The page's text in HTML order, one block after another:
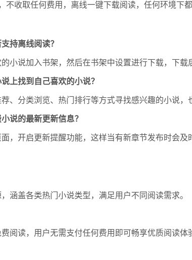
不收取任何费用，离线一键下载阅读，任何环境下
持离线阅读？
小说加入书架，然后在书架中设置进行下载，下载
上找到自己喜欢的小说？
、分类浏览、热门排行等方式寻找感兴趣的小说，
说的最新更新信息？
，开启更新提醒功能，这样当有新章节发布时会及
涵盖各类热门小说类型，满足用户不同阅读需求。
阅读，用户无需支付任何费用即可畅享优质阅读体